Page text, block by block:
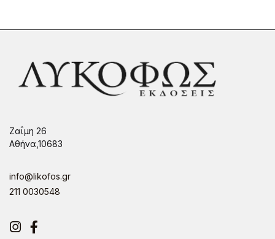
Ζαΐμη 26
Αθήνα,10683
info@likofos.gr
211 0030548
Instagram
Facebook